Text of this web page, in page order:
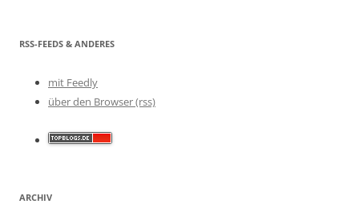
RSS-FEEDS & ANDERES
mit Feedly
über den Browser (rss)
ARCHIV